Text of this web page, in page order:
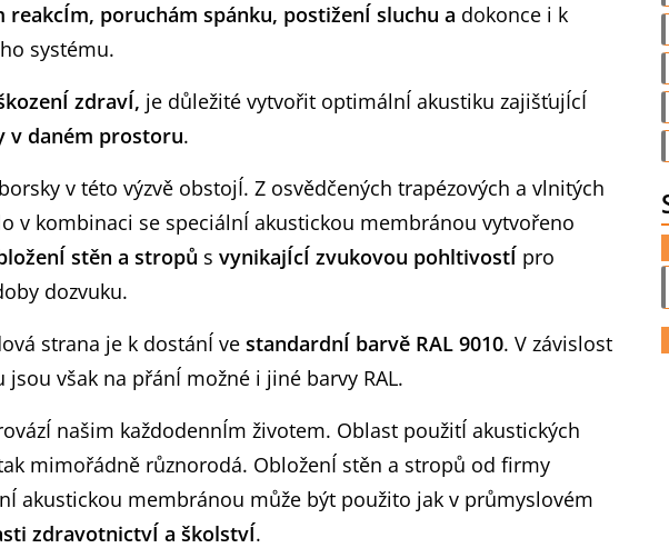
reakcÍm, poruchám spánku, postiženÍ sluchu a dokonce i k
systému.
zdravÍ, je důležité vytvořit optimálnÍ akustiku zajišťujÍcÍ
v daném prostoru.
v této výzvě obstojÍ. Z osvědčených trapézových a vlnitých
v kombinaci se speciálnÍ akustickou membránou vytvořeno
stěn a stropů s vynikajÍcÍ zvukovou pohltivostÍ pro
dozvuku.
strana je k dostánÍ ve standardnÍ barvě RAL 9010. V závislost
však na přánÍ možné i jiné barvy RAL.
našim každodennÍm životem. Oblast použitÍ akustických
mimořádně různorodá. ObloženÍ stěn a stropů od firmy
akustickou membránou může být použito jak v průmyslovém
zdravotnictvÍ a školstvÍ.